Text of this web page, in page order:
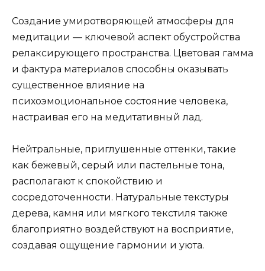
Создание умиротворяющей атмосферы для
медитации — ключевой аспект обустройства
релаксирующего пространства. Цветовая гамма
и фактура материалов способны оказывать
существенное влияние на
психоэмоциональное состояние человека,
настраивая его на медитативный лад.
Нейтральные, приглушенные оттенки, такие
как бежевый, серый или пастельные тона,
располагают к спокойствию и
сосредоточенности. Натуральные текстуры
дерева, камня или мягкого текстиля также
благоприятно воздействуют на восприятие,
создавая ощущение гармонии и уюта.